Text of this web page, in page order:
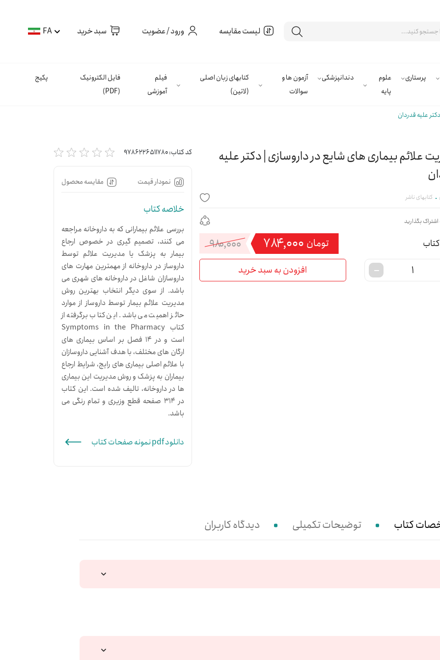
لیست مقایسه ورود / عضویت سبد خرید FA
پرستاری
علوم
پایه
دندانپزشکی
آزمون ها و
سوالات
کتابهای زبان اصلی
(لاتین)
فیلم
آموزشی
فایل الکترونیک
(PDF)
پکیج
علیه قدردان
علائم بیماری های شایع در داروسازی | دکتر علیه
کتابهای ناشر
اشتراک بگذارید
۹۸۰,۰۰۰
قیمت
اصلی:
۹۸۰,۰۰۰تومان
بود.
۷۸۴,۰۰۰ تومان
قیمت
فعلی:
۷۸۴,۰۰۰تومان.
افزودن به سبد خرید
کد کتاب:9786226511780
نمودار قیمت مقایسه محصول
خلاصه کتاب
بررسی علائم بیمارانی که به داروخانه مراجعه
می کنند، تصمیم گیری در خصوص ارجاع
بیمار به پزشک یا مدیریت علائم توسط
داروساز در داروخانه از مهمترین مهارت های
داروسازان شاغل در داروخانه های شهری می
باشد. از سوی دیگر انتخاب بهترین روش
مدیریت علائم بیمار توسط داروساز از موارد
حائز اهمیت می باشد. این کتاب برگرفته از
کتاب Symptoms in the Pharmacy
است و در 14 فصل بر اساس بیماری های
ارگان های مختلف، با هدف آشنایی داروسازان
با علائم اصلی بیماری های رایج، شرایط ارجاع
بیماران به پزشک و روش مدیریت این بیماری
ها در داروخانه، تالیف شده است. این کتاب
در 314 صفحه قطع وزیری و تمام رنگی می
باشد.
دانلود pdf نمونه صفحات کتاب
کتاب توضیحات تکمیلی دیدگاه کاربران